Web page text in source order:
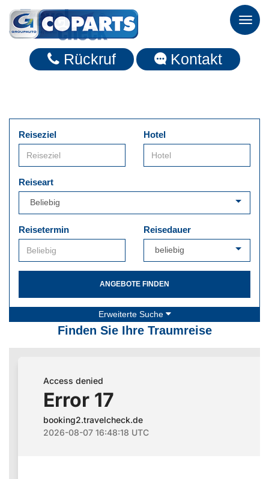
Toggle
Rückruf Kontakt
Reiseziel Hotel
Reiseart
Reisetermin Reisedauer
ANGEBOTE FINDEN
Erweiterte Suche
Finden Sie Ihre Traumreise